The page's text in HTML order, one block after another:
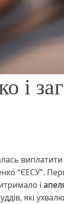
і
“ЄЕСУ”.
і
які